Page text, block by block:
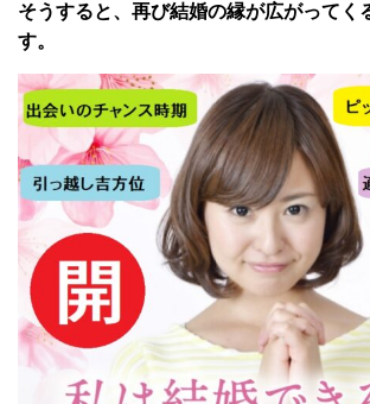
そうすると、再び結婚の縁が広がってく
す。